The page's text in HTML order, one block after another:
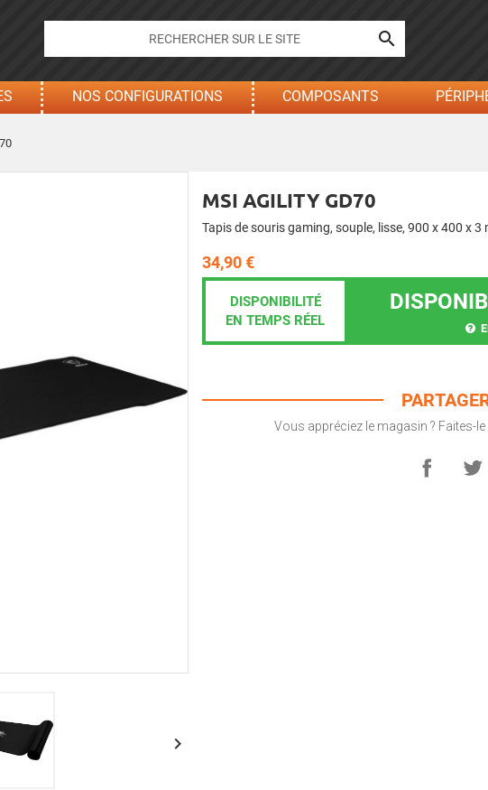

NOS CONFIGURATIONS COMPOSANTS

MSI AGILITY GD70
Tapis de souris gaming, souple, lisse, 900 x 400 x 3
34,90 €
DISPONIBILITÉ
EN TEMPS RÉEL
Vous appréciez le magasin ? Faites-